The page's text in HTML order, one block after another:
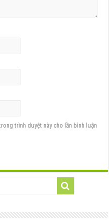
trình duyệt này cho lần bình luận